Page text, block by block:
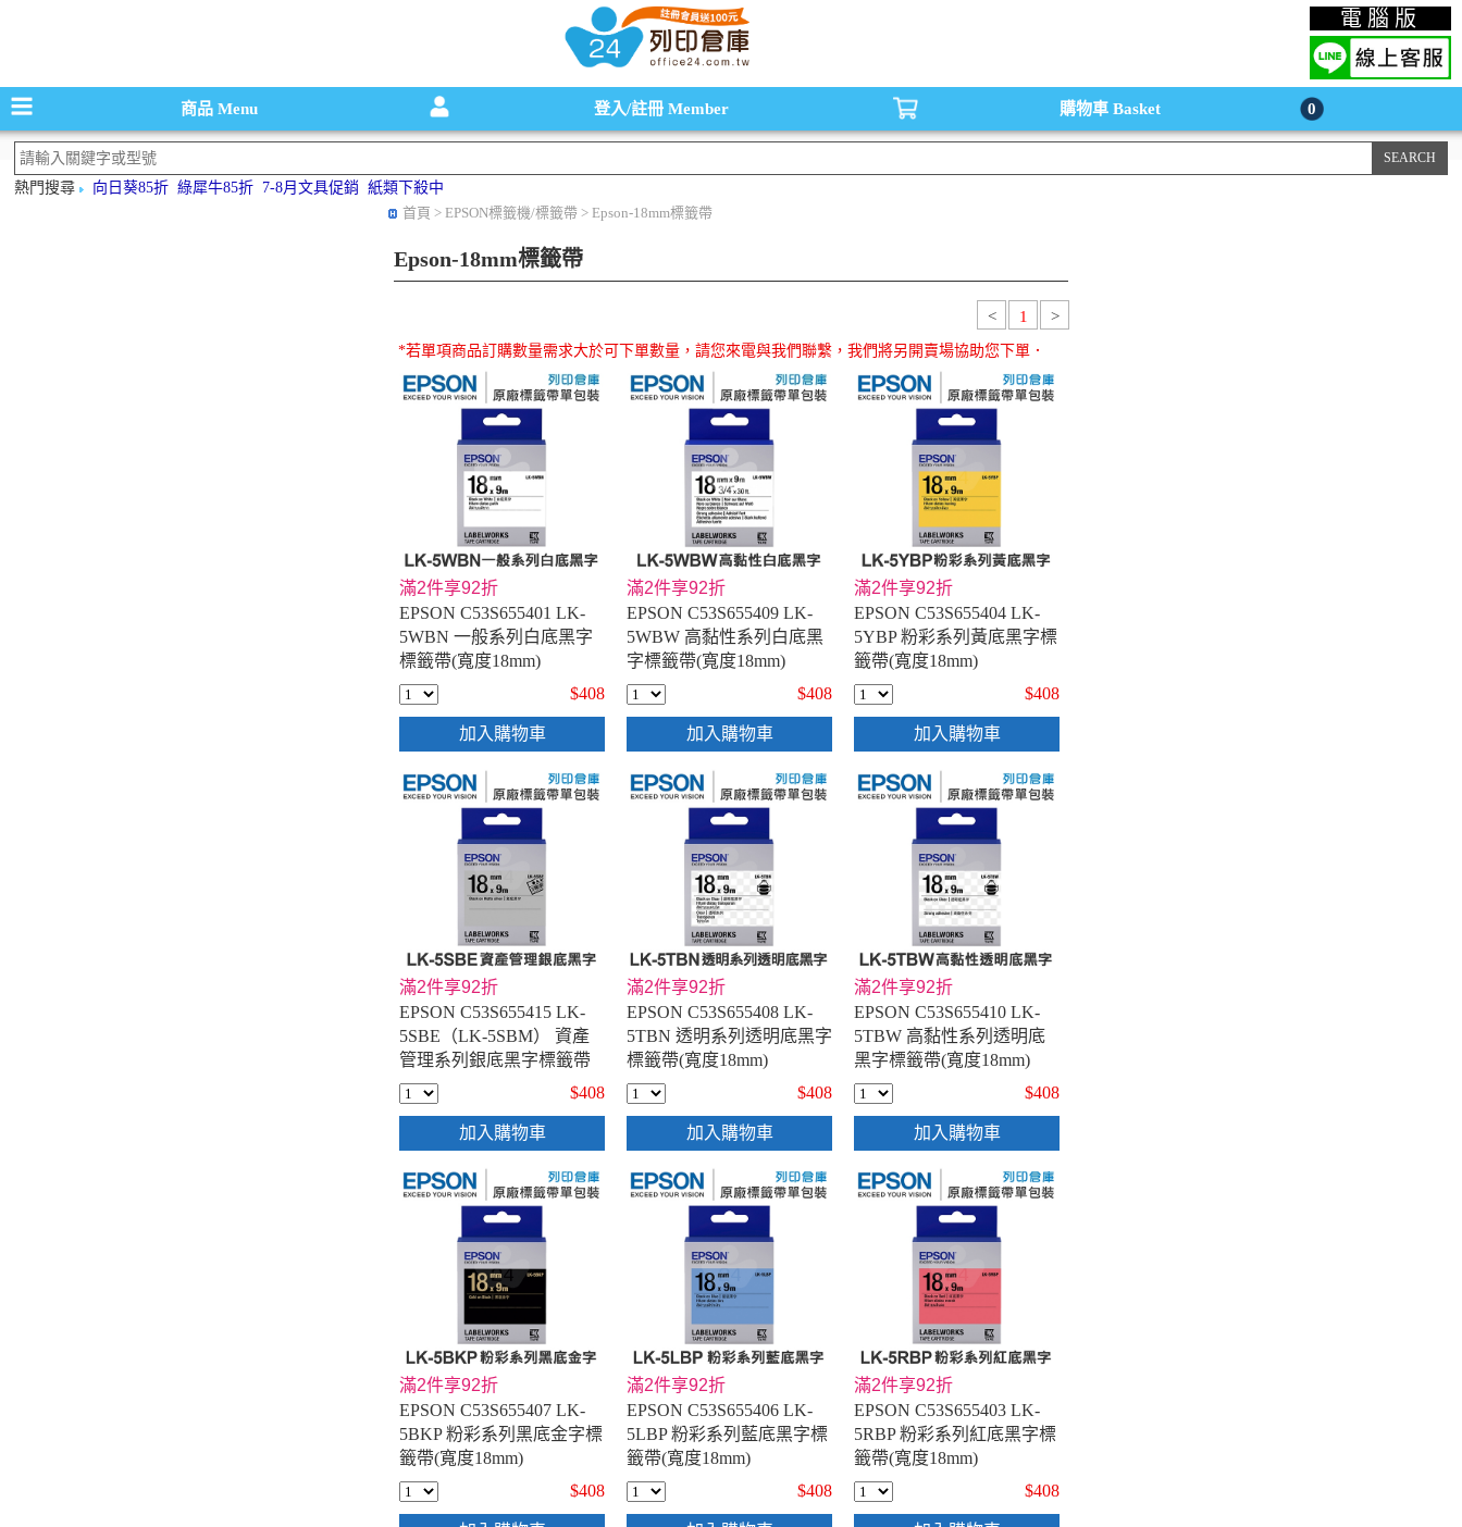
碳粉匣，墨水匣,原廠碳粉匣，副廠碳粉匣，環保碳粉匣,連續供墨印表機-office24列印倉庫線上購物手機版 電腦版
商品Menu 登入/註冊 Member 購物車 Basket 0
熱門搜尋 向日葵85折 綠犀牛85折 7-8月文具促銷
紙類下殺中
首頁 > EPSON標籤機/標籤帶 > Epson-18mm標籤帶
Epson-18mm標籤帶
< 1 >
*若單項商品訂購數量需求大於可下單數量，請您來電與我們聯繫，我們將另開賣場協助您下單．
滿2件享92折
EPSON C53S655401 LK-
5WBN 一般系列白底黑字
標籤帶(寬度18mm)
$408
加入購物車
滿2件享92折
EPSON C53S655409 LK-
5WBW 高黏性系列白底黑
字標籤帶(寬度18mm)
$408
加入購物車
滿2件享92折
EPSON C53S655404 LK-
5YBP 粉彩系列黃底黑字標
籤帶(寬度18mm)
$408
加入購物車
滿2件享92折
EPSON C53S655415 LK-
5SBE（LK-5SBM） 資產
管理系列銀底黑字標籤帶
(寬度18mm)
$408
加入購物車
滿2件享92折
EPSON C53S655408 LK-
5TBN 透明系列透明底黑字
標籤帶(寬度18mm)
$408
加入購物車
滿2件享92折
EPSON C53S655410 LK-
5TBW 高黏性系列透明底
黑字標籤帶(寬度18mm)
$408
加入購物車
滿2件享92折
EPSON C53S655407 LK-
5BKP 粉彩系列黑底金字標
籤帶(寬度18mm)
$408
滿2件享92折
EPSON C53S655406 LK-
5LBP 粉彩系列藍底黑字標
籤帶(寬度18mm)
$408
滿2件享92折
EPSON C53S655403 LK-
5RBP 粉彩系列紅底黑字標
籤帶(寬度18mm)
$408